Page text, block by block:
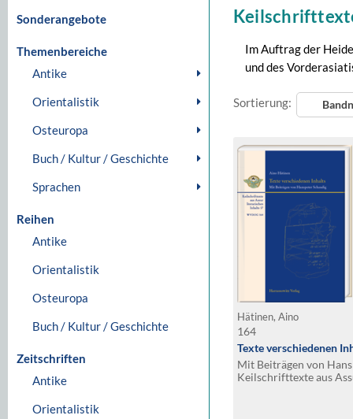
Sonderangebote
Themenbereiche
Antike
Orientalistik
Osteuropa
Buch / Kultur / Geschichte
Sprachen
Reihen
Antike
Orientalistik
Osteuropa
Buch / Kultur / Geschichte
Zeitschriften
Antike
Orientalistik
Im Auftrag der
und des
Sortierung:
Hätinen, Aino
164
Texte verschiedenen
Mit Beiträgen von
Keilschrifttexte aus